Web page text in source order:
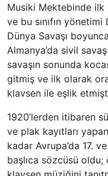
Musiki Mektebinde ilk
ve bu sınıfın
Dünya Savaşı
Almanya’da sivil
savaşın sonunda
gitmiş ve ilk olarak
klavsen ile eşlik
1920’lerden itibaren
ve plak kayıtları
kadar Avrupa’da 17.
başlıca sözcüsü